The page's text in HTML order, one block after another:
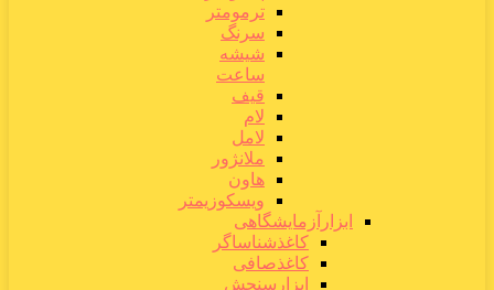
ترمومتر
سرنگ
شیشه
ساعت
قیف
لام
لامل
ملانژور
هاون
ویسکوزیمتر
ابزارآزمایشگاهی
کاغذشناساگر
کاغذصافی
ابزارسنجش